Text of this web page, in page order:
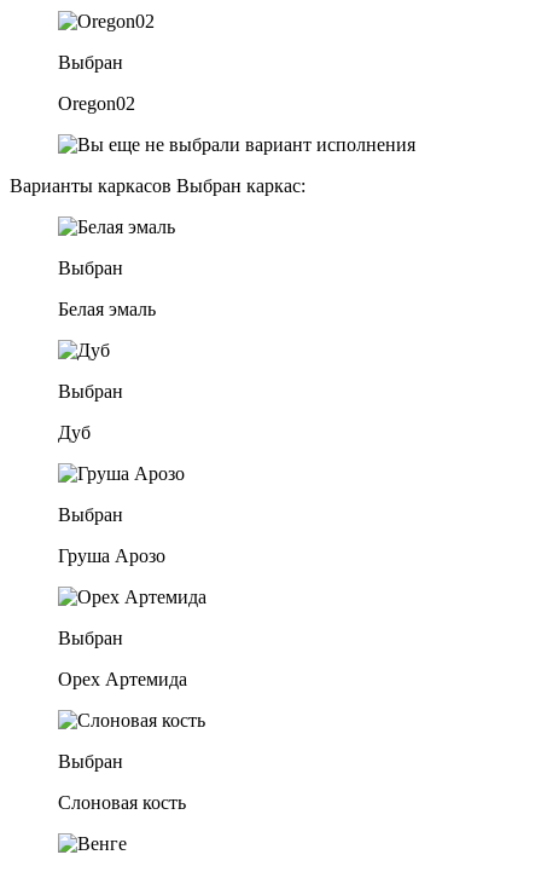
Выбран
Oregon02
Варианты каркасов Выбран каркас:
Выбран
Белая эмаль
Выбран
Дуб
Выбран
Груша Арозо
Выбран
Орех Артемида
Выбран
Слоновая кость